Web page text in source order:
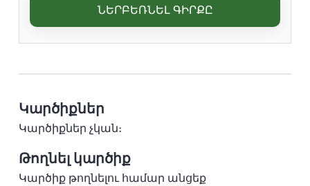
ՆԵՐԲԵՌՆԵԼ ԳԻՐՔԸ
Կարծիքներ
Կարծիքներ չկան։
Թողնել կարծիք
Կարծիք թողնելու համար անցեք